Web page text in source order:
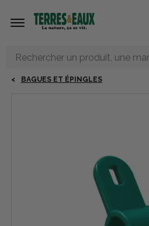
BAGUES ET ÉPINGLES